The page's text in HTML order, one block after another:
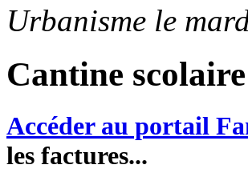
Urbanisme le
Cantine scolaire
Accéder au portail
les factures...